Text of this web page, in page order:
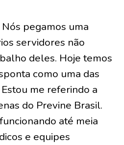
Nós pegamos uma
servidores não
deles. Hoje temos
como uma das
me referindo a
do Previne Brasil.
até meia
e equipes